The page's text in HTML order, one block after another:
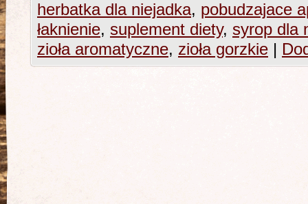
herbatka dla niejadka, pobudzajace
łaknienie, suplement diety, syrop dla
zioła aromatyczne, zioła gorzkie |